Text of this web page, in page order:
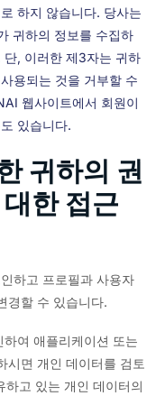
하지 않습니다. 당사는
귀하의 정보를 수집하
단, 이러한 제3자는 귀하
용되는 것을 거부할 수
웹사이트에서 회원이
있습니다.
귀하의 권
한 접근
하고 프로필과 사용자
경할 수 있습니다.
여 애플리케이션 또는
시면 개인 데이터를 검토
고 있는 개인 데이터의